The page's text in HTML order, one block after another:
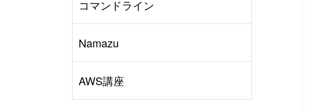
コマンドライン
Namazu
AWS講座